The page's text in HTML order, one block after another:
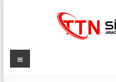
TTN
Menü